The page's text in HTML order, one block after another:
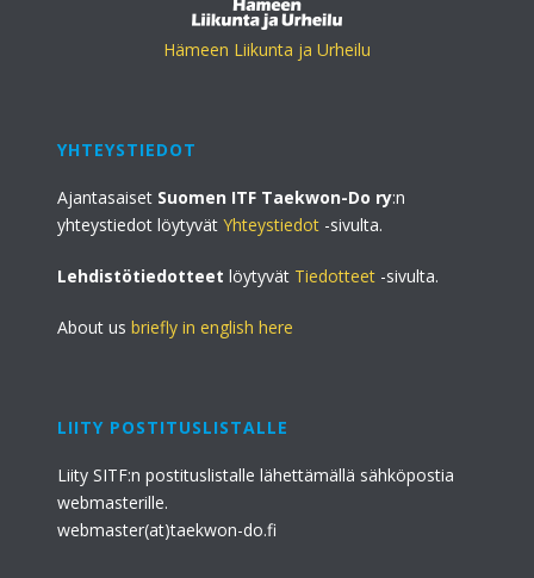
Hämeen Liikunta ja Urheilu
YHTEYSTIEDOT
Ajantasaiset Suomen ITF Taekwon-Do ry:n
yhteystiedot löytyvätYhteystiedot -sivulta.
Lehdistötiedotteet löytyvät Tiedotteet -sivulta.
About usbriefly in english here
LIITY POSTITUSLISTALLE
Liity SITF:n postituslistalle lähettämällä sähköpostia
webmasterille.
webmaster(at)taekwon-do.fi